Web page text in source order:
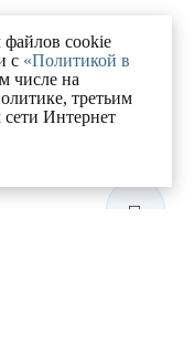
файлов cookie
с «Политикой в
числе на
третьим
Интернет